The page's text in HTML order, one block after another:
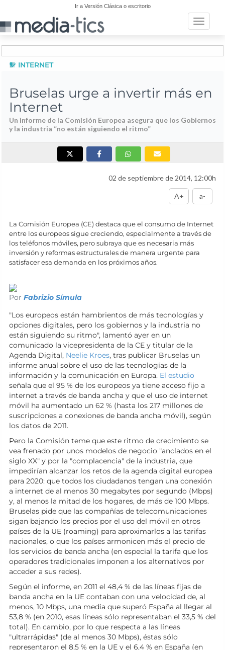
Ir a Versión Clásica o escritorio
Toggle
INTERNET
Bruselas urge a invertir más en
Internet
Un informe de la Comisión Europea asegura que los Gobiernos
y la industria “no están siguiendo el ritmo”
02 de septiembre de 2014, 12:00h
A+ a-
La Comisión Europea (CE) destaca que el consumo de Internet
entre los europeos sigue creciendo, especialmente a través de
los teléfonos móviles, pero subraya que es necesaria más
inversión y reformas estructurales de manera urgente para
satisfacer esa demanda en los próximos años.
Por Fabrizio Símula
"Los europeos están hambrientos de más tecnologías y
opciones digitales, pero los gobiernos y la industria no
están siguiendo su ritmo", lamentó ayer en un
comunicado la vicepresidenta de la CE y titular de la
Agenda Digital, Neelie Kroes, tras publicar Bruselas un
informe anual sobre el uso de las tecnologías de la
información y la comunicación en Europa. El estudio
señala que el 95 % de los europeos ya tiene acceso fijo a
internet a través de banda ancha y que el uso de internet
móvil ha aumentado un 62 % (hasta los 217 millones de
suscripciones a conexiones de banda ancha móvil), según
los datos de 2011.
Pero la Comisión teme que este ritmo de crecimiento se
vea frenado por unos modelos de negocio "anclados en el
siglo XX" y por la "complacencia" de la industria, que
impedirían alcanzar los retos de la agenda digital europea
para 2020: que todos los ciudadanos tengan una conexión
a internet de al menos 30 megabytes por segundo (Mbps)
y, al menos la mitad de los hogares, de más de 100 Mbps.
Bruselas pide que las compañías de telecomunicaciones
sigan bajando los precios por el uso del móvil en otros
países de la UE (roaming) para aproximarlos a las tarifas
nacionales, o que los países armonicen más el precio de
los servicios de banda ancha (en especial la tarifa que los
operadores tradicionales imponen a los alternativos por
acceder a sus redes).
Según el informe, en 2011 el 48,4 % de las líneas fijas de
banda ancha en la UE contaban con una velocidad de, al
menos, 10 Mbps, una media que superó España al llegar al
53,8 % (en 2010, esas líneas sólo representaban el 33,5 % del
total). En cambio, por lo que respecta a las líneas
"ultrarrápidas" (de al menos 30 Mbps), éstas sólo
representaron el 8,5 % en la UE y el 6,4 % en España (en